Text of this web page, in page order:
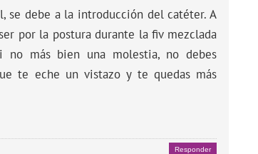
se debe a la introducción del catéter. A
por la postura durante la fiv mezclada
no más bien una molestia, no debes
te eche un vistazo y te quedas más
Responder